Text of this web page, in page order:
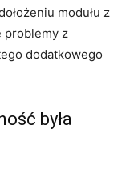
modułu z
problemy z
dodatkowego
była